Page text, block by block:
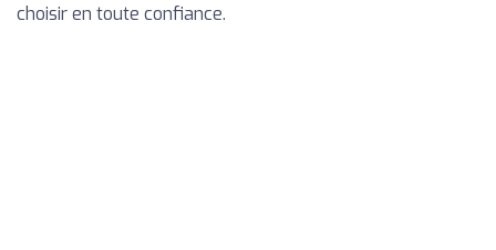
choisir en toute confiance.